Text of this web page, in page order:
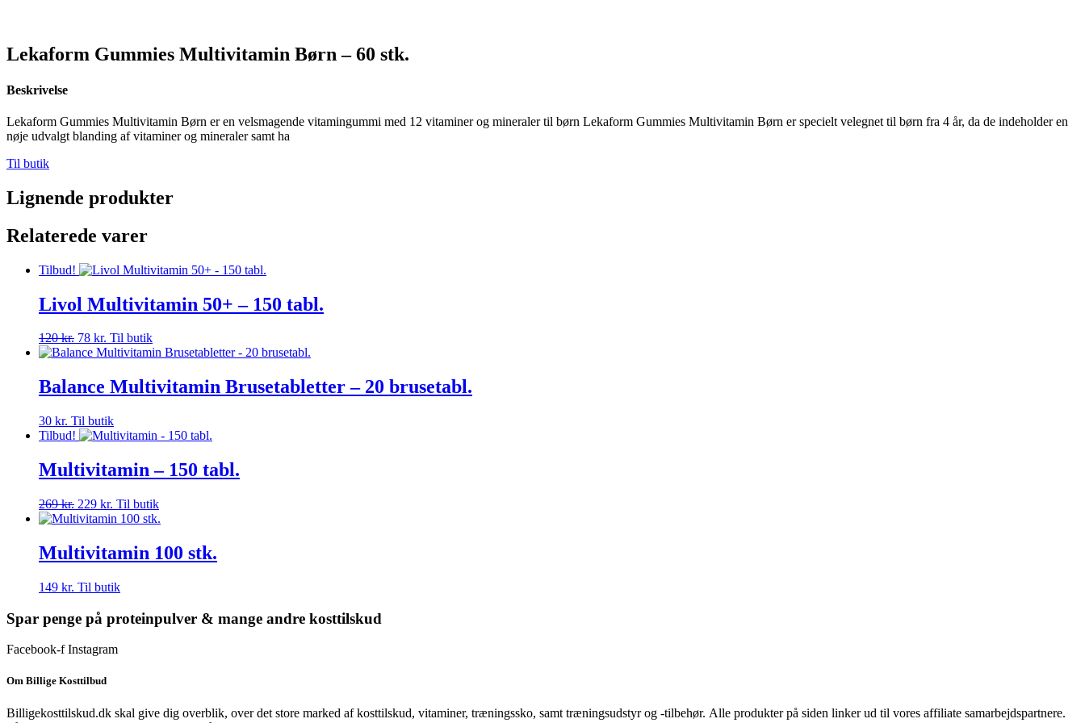
Lekaform Gummies Multivitamin Børn – 60 stk.
Beskrivelse
Lekaform Gummies Multivitamin Børn er en velsmagende vitamingummi med 12 vitaminer og mineraler til børn Lekaform Gummies Multivitamin Børn er specielt velegnet til børn fra 4 år, da de indeholder en
nøje udvalgt blanding af vitaminer og mineraler samt ha
Til butik
Lignende produkter
Relaterede varer
Tilbud!
Livol Multivitamin 50+ – 150 tabl.
120kr. Den
oprindelige
var:
120 kr..
78 kr. Den
aktuelle
er:
78 kr..
Til butik
Balance Multivitamin Brusetabletter – 20 brusetabl.
30 kr. Til butik
Tilbud!
Multivitamin – 150 tabl.
269kr. Den
oprindelige
var:
269 kr..
229 kr. Den
aktuelle
229 kr..
Til butik
Multivitamin 100 stk.
149 kr. Til butik
Spar penge på proteinpulver & mange andre kosttilskud
Facebook-f Instagram
Om Billige Kosttilbud
Billigekosttilskud.dk skal give dig overblik, over det store marked af kosttilskud, vitaminer, træningssko, samt træningsudstyr og -tilbehør. Alle produkter på siden linker ud til vores affiliate samarbejdspartnere.